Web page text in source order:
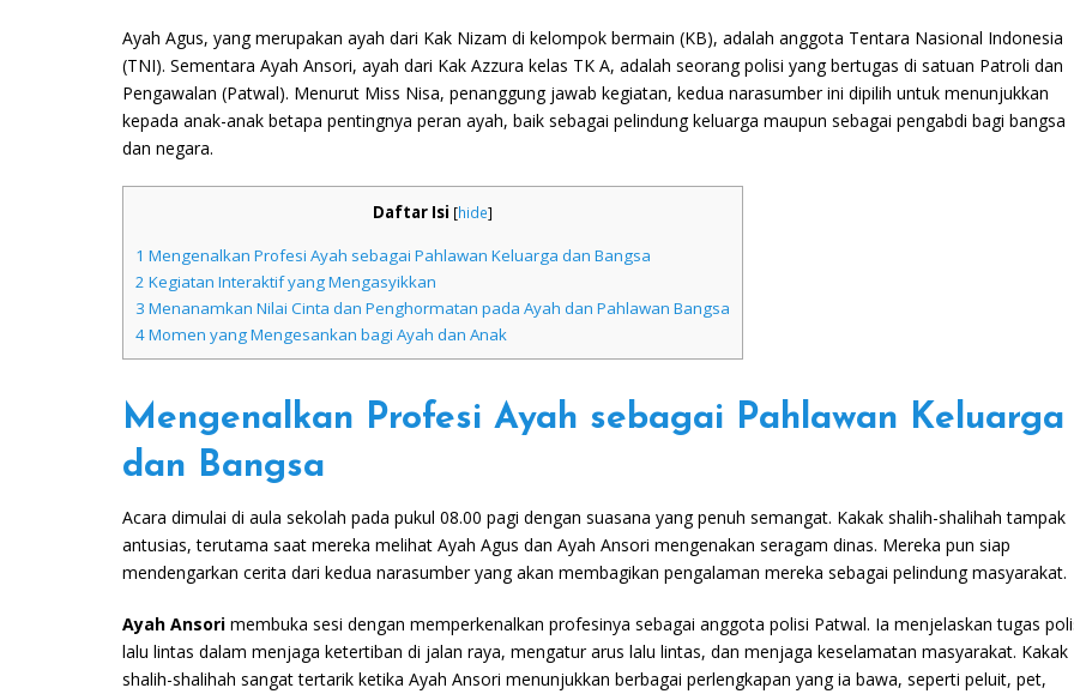
Ayah Agus, yang merupakan ayah dari Kak Nizam di kelompok bermain (KB), adalah anggota Tentara Nasional Indonesia
(TNI). Sementara Ayah Ansori, ayah dari Kak Azzura kelas TK A, adalah seorang polisi yang bertugas di satuan Patroli dan
Pengawalan (Patwal). Menurut Miss Nisa, penanggung jawab kegiatan, kedua narasumber ini dipilih untuk menunjukkan
kepada anak-anak betapa pentingnya peran ayah, baik sebagai pelindung keluarga maupun sebagai pengabdi bagi bangsa
dan negara.
Daftar Isi [hide]
1 Mengenalkan Profesi Ayah sebagai Pahlawan Keluarga dan Bangsa
2 Kegiatan Interaktif yang Mengasyikkan
3 Menanamkan Nilai Cinta dan Penghormatan pada Ayah dan Pahlawan Bangsa
4Momen yang Mengesankan bagi Ayah dan Anak
Mengenalkan Profesi Ayah sebagai Pahlawan Keluarga
dan Bangsa
Acara dimulai di aula sekolah pada pukul 08.00 pagi dengan suasana yang penuh semangat. Kakak shalih-shalihah tampak
antusias, terutama saat mereka melihat Ayah Agus dan Ayah Ansori mengenakan seragam dinas. Mereka pun siap
mendengarkan cerita dari kedua narasumber yang akan membagikan pengalaman mereka sebagai pelindung masyarakat.
Ayah Ansori membuka sesi dengan memperkenalkan profesinya sebagai anggota polisi Patwal. Ia menjelaskan tugas
lalu lintas dalam menjaga ketertiban di jalan raya, mengatur arus lalu lintas, dan menjaga keselamatan masyarakat. Kakak
shalih-shalihah sangat tertarik ketika Ayah Ansori menunjukkan berbagai perlengkapan yang ia bawa, seperti peluit, pet,